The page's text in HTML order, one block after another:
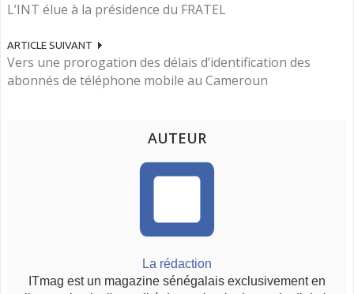
L’INT élue à la présidence du FRATEL
ARTICLE SUIVANT
Vers une prorogation des délais d’identification des
abonnés de téléphone mobile au Cameroun
AUTEUR
La rédaction
ITmag est un magazine sénégalais exclusivement en